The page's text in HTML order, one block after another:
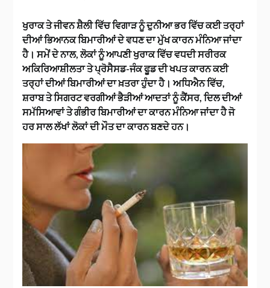
ਖੁਰਾਕ ਤੇ ਜੀਵਨ ਸ਼ੈਲੀ ਵਿੱਚ ਵਿਗਾੜ ਨੂੰ ਦੁਨੀਆ ਭਰ ਵਿੱਚ ਕਈ ਤਰ੍ਹਾਂ
ਦੀਆਂ ਭਿਆਨਕ ਬਿਮਾਰੀਆਂ ਦੇ ਵਧਣ ਦਾ ਮੁੱਖ ਕਾਰਨ ਮੰਨਿਆ ਜਾਂਦਾ
ਹੈ। ਸਮੇਂ ਦੇ ਨਾਲ, ਲੋਕਾਂ ਨੂੰ ਆਪਣੀ ਖੁਰਾਕ ਵਿੱਚ ਵਧਦੀ ਸਰੀਰਕ
ਅਕਿਰਿਆਸ਼ੀਲਤਾ ਤੇ ਪ੍ਰੋਸੈਸਡ-ਜੰਕ ਫੂਡ ਦੀ ਖਪਤ ਕਾਰਨ ਕਈ
ਤਰ੍ਹਾਂ ਦੀਆਂ ਬਿਮਾਰੀਆਂ ਦਾ ਖ਼ਤਰਾ ਹੁੰਦਾ ਹੈ। ਅਧਿਐਨ ਵਿੱਚ,
ਸ਼ਰਾਬ ਤੇ ਸਿਗਰਟ ਵਰਗੀਆਂ ਭੈੜੀਆਂ ਆਦਤਾਂ ਨੂੰ ਕੈਂਸਰ, ਦਿਲ ਦੀਆਂ
ਸਮੱਸਿਆਵਾਂ ਤੇ ਗੰਭੀਰ ਬਿਮਾਰੀਆਂ ਦਾ ਕਾਰਨ ਮੰਨਿਆ ਜਾਂਦਾ ਹੈ ਜੋ
ਹਰ ਸਾਲ ਲੱਖਾਂ ਲੋਕਾਂ ਦੀ ਮੌਤ ਦਾ ਕਾਰਨ ਬਣਦੇ ਹਨ।